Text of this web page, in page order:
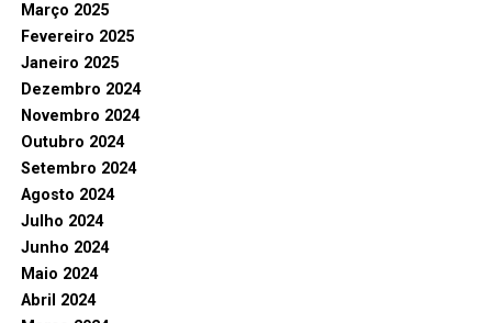
Março 2025
Fevereiro 2025
Janeiro 2025
Dezembro 2024
Novembro 2024
Outubro 2024
Setembro 2024
Agosto 2024
Julho 2024
Junho 2024
Maio 2024
Abril 2024